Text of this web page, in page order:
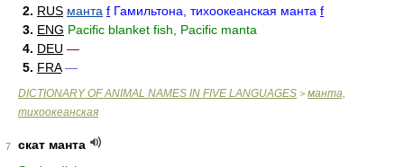
2. RUS манта f Гамильтона, тихоокеанская манта f
3. ENG Pacific blanket fish, Pacific manta
4. DEU —
5. FRA —
DICTIONARY OF ANIMAL NAMES IN FIVE LANGUAGES > манта,
тихоокеанская
7
скат манта